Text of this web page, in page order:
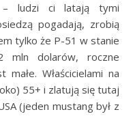
– ludzi ci latają tymi
pogadają, zrobią
tylko że P-51 w stanie
mln dolarów, roczne
Właścicielami na
55+ i zlatują się tutaj
(jeden mustang był z